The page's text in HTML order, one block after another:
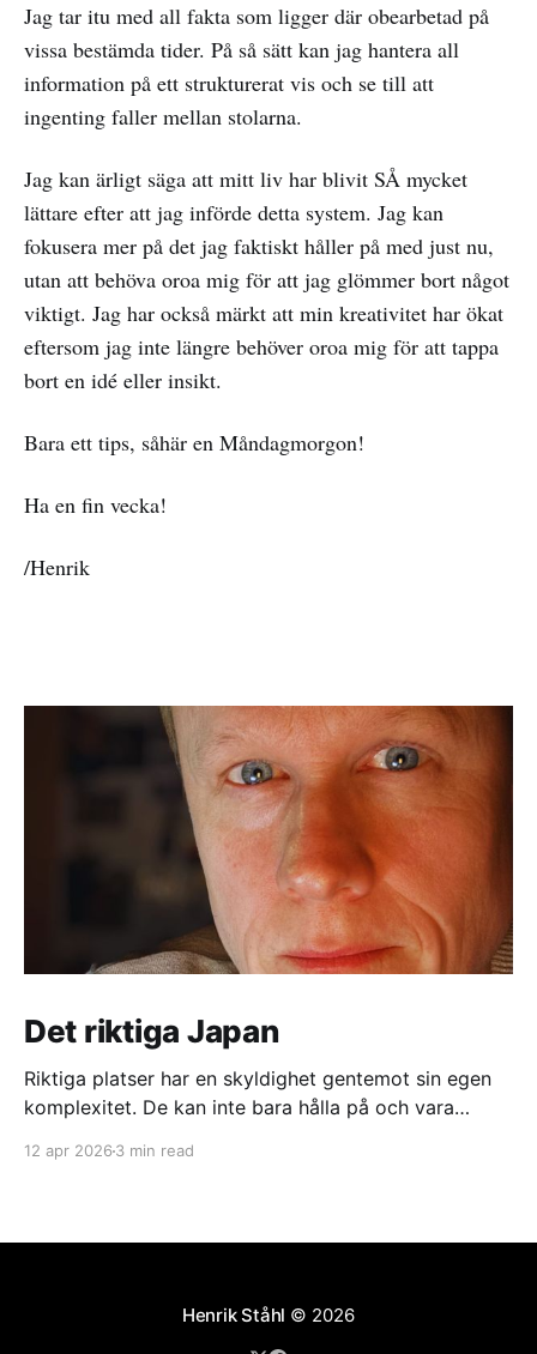
Jag tar itu med all fakta som ligger där obearbetad på
vissa bestämda tider. På så sätt kan jag hantera all
information på ett strukturerat vis och se till att
ingenting faller mellan stolarna.
Jag kan ärligt säga att mitt liv har blivit SÅ mycket
lättare efter att jag införde detta system. Jag kan
fokusera mer på det jag faktiskt håller på med just nu,
utan att behöva oroa mig för att jag glömmer bort något
viktigt. Jag har också märkt att min kreativitet har ökat
eftersom jag inte längre behöver oroa mig för att tappa
bort en idé eller insikt.
Bara ett tips, såhär en Måndagmorgon!
Ha en fin vecka!
/Henrik
Det riktiga Japan
Riktiga platser har en skyldighet gentemot sin egen
komplexitet. De kan inte bara hålla på och vara
pittoresk liten Miyazaki-stuga har nån skitig överfull
12 apr 2026 3 min read
Henrik Ståhl © 2026